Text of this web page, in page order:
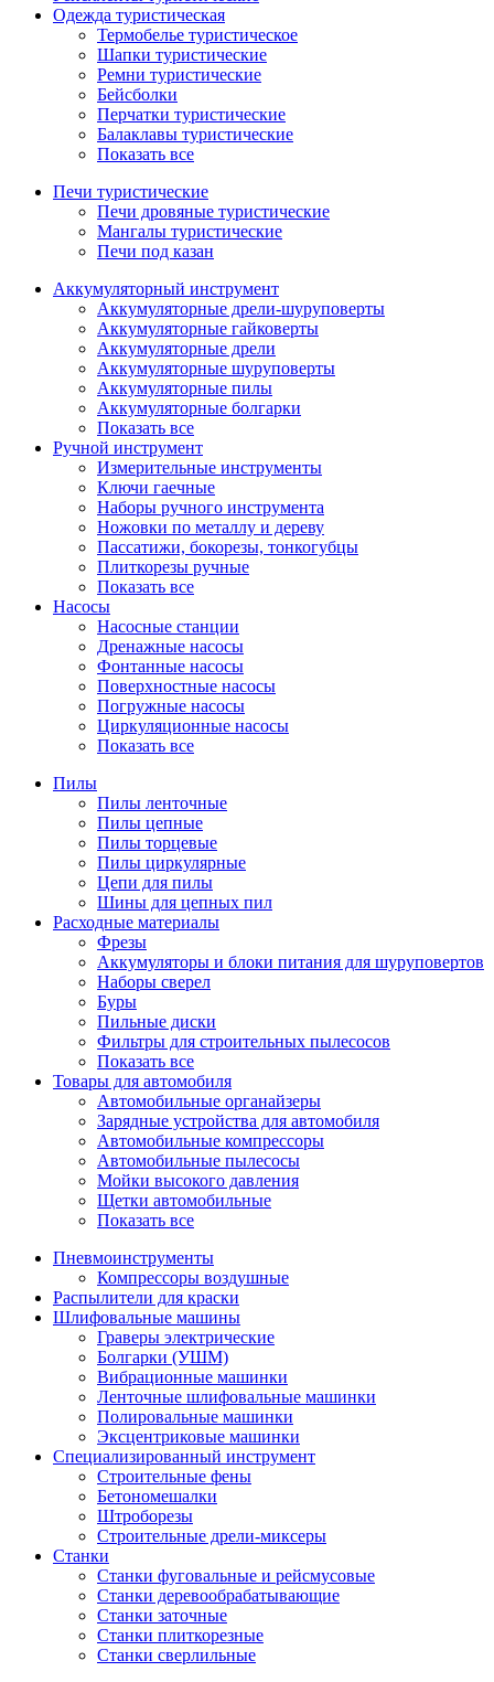
Одежда туристическая
Термобелье туристическое
Шапки туристические
Ремни туристические
Бейсболки
Перчатки туристические
Балаклавы туристические
Показать все
Печи туристические
Печи дровяные туристические
Мангалы туристические
Печи под казан
Аккумуляторный инструмент
Аккумуляторные дрели-шуруповерты
Аккумуляторные гайковерты
Аккумуляторные дрели
Аккумуляторные шуруповерты
Аккумуляторные пилы
Аккумуляторные болгарки
Показать все
Ручной инструмент
Измерительные инструменты
Ключи гаечные
Наборы ручного инструмента
Ножовки по металлу и дереву
Пассатижи, бокорезы, тонкогубцы
Плиткорезы ручные
Показать все
Насосы
Насосные станции
Дренажные насосы
Фонтанные насосы
Поверхностные насосы
Погружные насосы
Циркуляционные насосы
Показать все
Пилы
Пилы ленточные
Пилы цепные
Пилы торцевые
Пилы циркулярные
Цепи для пилы
Шины для цепных пил
Расходные материалы
Фрезы
Аккумуляторы и блоки питания для шуруповертов
Наборы сверел
Буры
Пильные диски
Фильтры для строительных пылесосов
Показать все
Товары для автомобиля
Автомобильные органайзеры
Зарядные устройства для автомобиля
Автомобильные компрессоры
Автомобильные пылесосы
Мойки высокого давления
Щетки автомобильные
Показать все
Пневмоинструменты
Компрессоры воздушные
Распылители для краски
Шлифовальные машины
Граверы электрические
Болгарки (УШМ)
Вибрационные машинки
Ленточные шлифовальные машинки
Полировальные машинки
Эксцентриковые машинки
Специализированный инструмент
Строительные фены
Бетономешалки
Штроборезы
Строительные дрели-миксеры
Станки
Станки фуговальные и рейсмусовые
Станки деревообрабатывающие
Станки заточные
Станки плиткорезные
Станки сверлильные